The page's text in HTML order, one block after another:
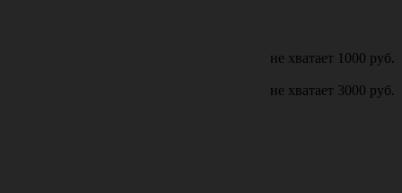
не хватает 1000 руб.
не хватает 3000 руб.